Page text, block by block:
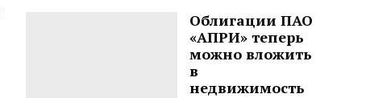
Облигации ПАО
«АПРИ» теперь
можно вложить
в
недвижимость